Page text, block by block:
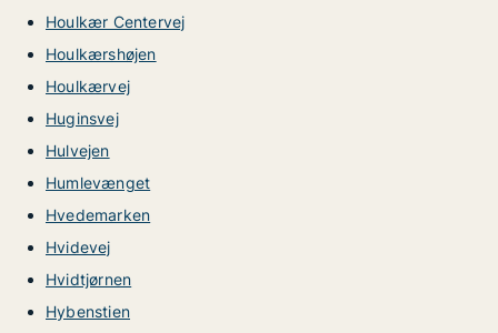
Houlkær Centervej
Houlkærshøjen
Houlkærvej
Huginsvej
Hulvejen
Humlevænget
Hvedemarken
Hvidevej
Hvidtjørnen
Hybenstien